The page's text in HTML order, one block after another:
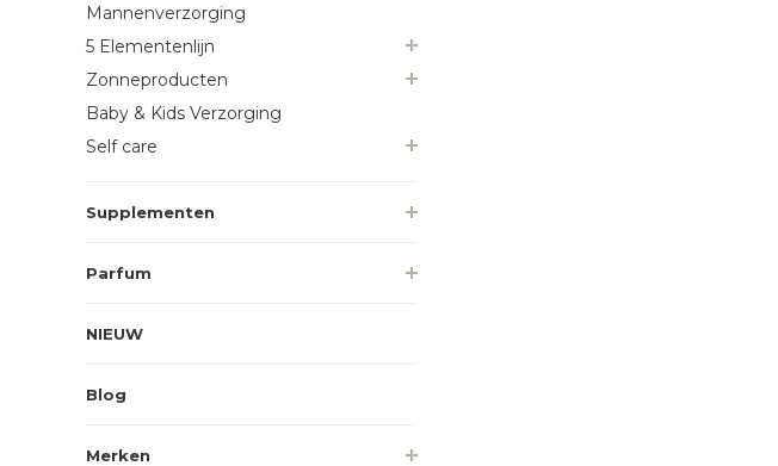
Mannenverzorging
5 Elementenlijn
Zonneproducten
Baby & Kids Verzorging
Self care
Supplementen
Parfum
NIEUW
Blog
Merken